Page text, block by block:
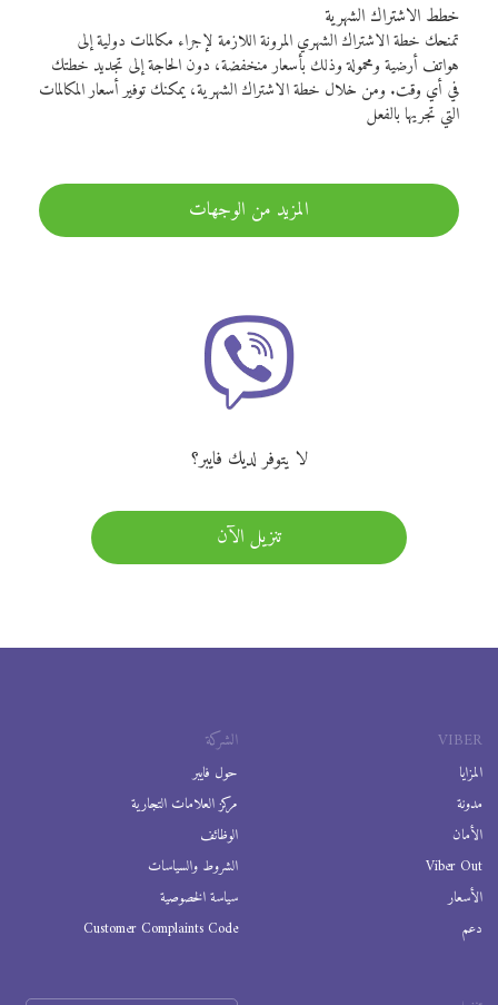
خطط الاشتراك الشهرية
تمنحك خطة الاشتراك الشهري المرونة اللازمة لإجراء مكالمات دولية إلى
هواتف أرضية ومحمولة وذلك بأسعار منخفضة، دون الحاجة إلى تجديد خطتك
في أي وقت. ومن خلال خطة الاشتراك الشهرية، يمكنك توفير أسعار المكالمات
التي تجريها بالفعل
المزيد من الوجهات
لا يتوفر لديك فايبر؟
تنزيل الآن
VIBER
المزايا
مدونة
الأمان
Viber Out
الأسعار
دعم
الشركة
حول فايبر
مركز العلامات التجارية
الوظائف
الشروط والسياسات
سياسة الخصوصية
Customer Complaints Code